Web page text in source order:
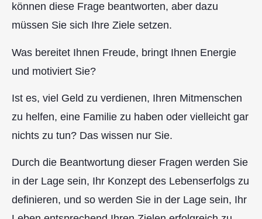
können diese Frage beantworten, aber dazu
müssen Sie sich Ihre Ziele setzen.
Was bereitet Ihnen Freude, bringt Ihnen Energie
und motiviert Sie?
Ist es, viel Geld zu verdienen, Ihren Mitmenschen
zu helfen, eine Familie zu haben oder vielleicht gar
nichts zu tun? Das wissen nur Sie.
Durch die Beantwortung dieser Fragen werden Sie
in der Lage sein, Ihr Konzept des Lebenserfolgs zu
definieren, und so werden Sie in der Lage sein, Ihr